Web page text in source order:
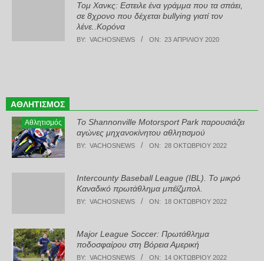
Τομ Χανκς: Εστειλε ένα γράμμα που τα σπάει,
σε 8χρονο που δέχεται bullying γιατί τον
λένε..Κορόνα
BY: VACHOSNEWS ON: 23 ΑΠΡΙΛΊΟΥ 2020
ΑΘΛΗΤΙΣΜΌΣ
Αθλητισμός
Το Shannonville Motorsport Park παρουσιάζει
αγώνες μηχανοκίνητου αθλητισμού
BY: VACHOSNEWS ON: 28 ΟΚΤΩΒΡΊΟΥ 2022
Intercounty Baseball League (IBL). Το μικρό
Καναδικό πρωτάθλημα μπέϊζμπολ.
BY: VACHOSNEWS ON: 18 ΟΚΤΩΒΡΊΟΥ 2022
Major League Soccer: Πρωτάθλημα
ποδοσφαίρου στη Βόρεια Αμερική
BY: VACHOSNEWS ON: 14 ΟΚΤΩΒΡΊΟΥ 2022